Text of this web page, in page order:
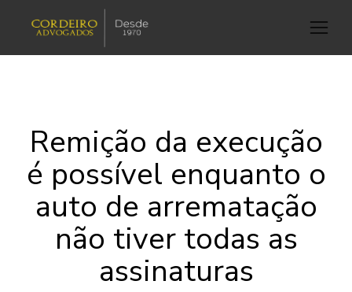
Remição da execução
é possível enquanto o
auto de arrematação
não tiver todas as
assinaturas